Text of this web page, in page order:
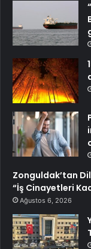
Zonguldak’tan
“İş Cinayetleri
Ağustos 6, 2026